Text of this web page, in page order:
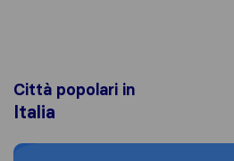
Città popolari in
Italia
Moving to Roma